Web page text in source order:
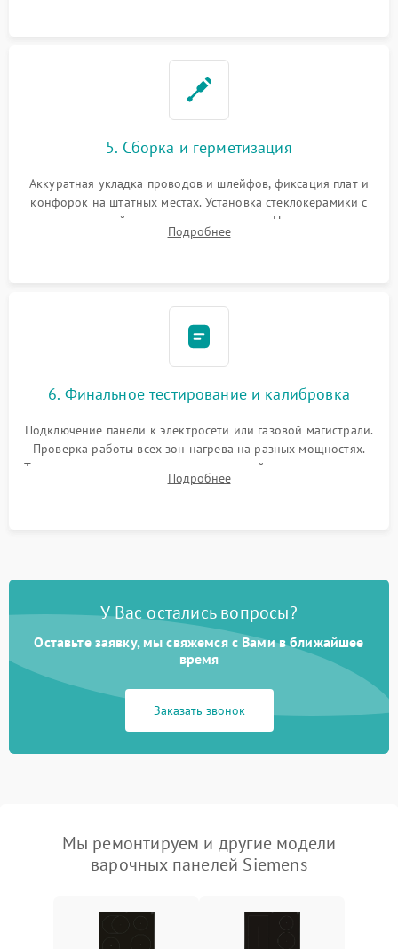
5. Сборка и герметизация
Аккуратная укладка проводов и шлейфов, фиксация плат и
конфорок на штатных местах. Установка стеклокерамики с
проверкой равномерности зазоров. Нанесение
термостойкого герметика или укладка уплотнительной
Подробнее
6. Финальное тестирование и калибровка
Подключение панели к электросети или газовой магистрали.
Проверка работы всех зон нагрева на разных мощностях.
Тестирование сенсорного управления, таймера, индикаторов
остаточного тепла и систем защиты от перегрева.
Подробнее
У Вас остались вопросы?
Оставьте заявку, мы свяжемся с Вами в ближайшее
время
Заказать звонок
Мы ремонтируем и другие модели
варочных панелей Siemens